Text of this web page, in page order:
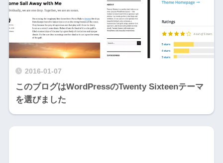
2016-01-07
このブログはWordPressのTwenty Sixteenテーマ
を選びました